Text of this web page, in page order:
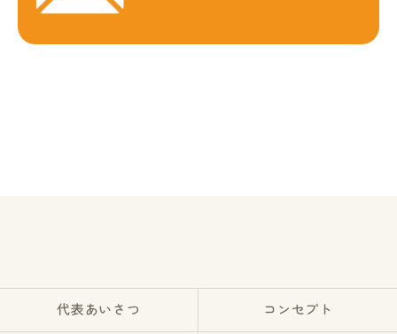
代表あいさつ コンセプト